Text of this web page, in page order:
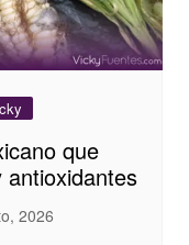
que
2026